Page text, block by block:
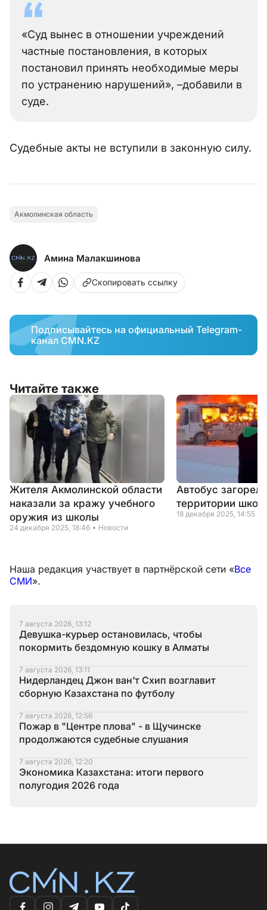
«Суд вынес в отношении учреждений
частные постановления, в которых
постановил принять необходимые меры
по устранению нарушений», –добавили в
суде.
Судебные акты не вступили в законную силу.
Акмолинская область
Амина Малакшинова
Скопировать ссылку
Подписывайтесь на официальный Telegram-
канал CMN.KZ
Читайте также
Жителя Акмолинской области
наказали за кражу учебного
оружия из школы
24 декабря 2025, 18:46 Новости
Автобус
территории
18 декабря 2025, 14:55
Наша редакция участвует в партнёрской сети «Все
СМИ».
7 августа 2026, 13:12
Девушка-курьер остановилась, чтобы
покормить бездомную кошку в Алматы
7 августа 2026, 13:11
Нидерландец Джон ван’т Схип возглавит
сборную Казахстана по футболу
7 августа 2026, 12:56
Пожар в "Центре плова" - в Щучинске
продолжаются судебные слушания
7 августа 2026, 12:20
Экономика Казахстана: итоги первого
полугодия 2026 года